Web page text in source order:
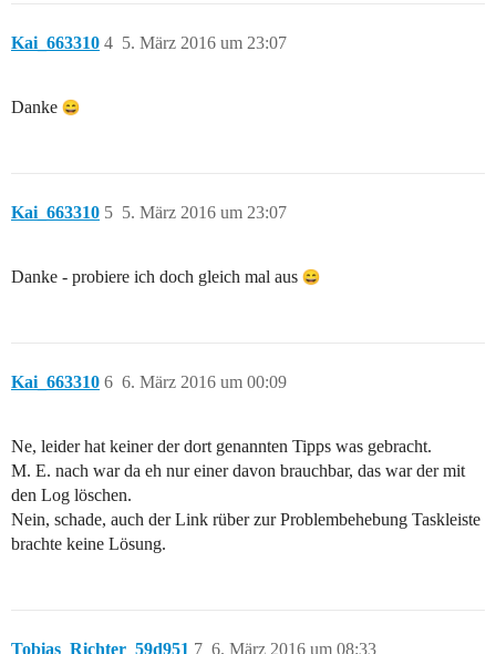
Kai_663310 5. März 2016 um 23:07
4
Danke
Kai_663310 5. März 2016 um 23:07
5
Danke - probiere ich doch gleich mal aus
Kai_663310 6. März 2016 um 00:09
6
Ne, leider hat keiner der dort genannten Tipps was gebracht.
M. E. nach war da eh nur einer davon brauchbar, das war der mit
den Log löschen.
Nein, schade, auch der Link rüber zur Problembehebung Taskleiste
brachte keine Lösung.
Tobias_Richter_59d951 6. März 2016 um 08:33
7